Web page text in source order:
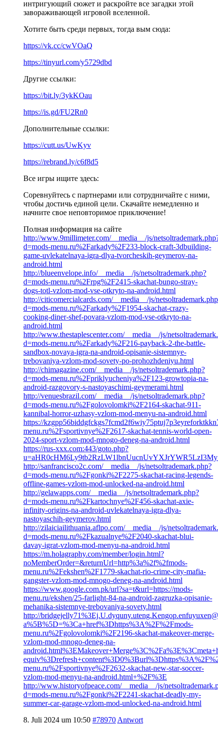
интригующий сюжет и раскройте все загадки этой
завораживающей игровой вселенной.
Хотите быть среди первых, тогда вым сюда:
https://vk.cc/cwVOaQ
https://tinyurl.com/y5729dbd
Другие ссылки:
https://bit.ly/3ykKOau
https://is.gd/FU2Rn0
Дополнительные ссылки:
https://cutt.us/UwKyv
https://rebrand.ly/c6f8d5
Все игры ищите здесь:
Соревнуйтесь с партнерами или сотрудничайте с ними,
чтобы достичь единой цели. Скачайте немедленно и
начните свое неповторимое приключение!
Полная информация на сайте
http://www.9millimeter.com/__media__/js/
d=mods-menu.ru%2Farkady%2F233-block-craft-3dbuilding-
game-uvlekatelnaya-igra-dlya-tvorcheskih-geymerov-na-
android.html
http://blueenvelope.info/__media__/js/netsoltrademark.php?
d=mods-menu.ru%2Frpg%2F2415-skachat-bungo-stray-
dogs-totl-vzlom-mod-vse-otkryto-na-android.html
http://citicomercialcards.com/__media__/js/
d=mods-menu.ru%2Farkady%2F1954-skachat-crazy-
cooking-diner-shef-povara-vzlom-mod-vse-otkryto-na-
android.html
http://www.thestaplescenter.com/__media__/js/
d=mods-menu.ru%2Farkady%2F216-payback-2-the-battle-
sandbox-novaya-igra-na-android-opisanie-sistemnye-
trebovaniya-vzlom-mod-sovety-po-prohozhdeniyu.html
http://chimagazine.com/__media__/js/netsoltrademark.php?
d=mods-menu.ru%2Fpriklyucheniya%2F123-growtopia-na-
android-razgovory-s-nastoyaschimi-geymerami.html
http://venuesbrazil.com/__media__/js/netsoltrademark.php?
d=mods-menu.ru%2Fgolovolomki%2F2164-skachat-911-
kannibal-horror-uzhasy-vzlom-mod-menyu-na-android.html
https://
menu.ru%2Fsportivnye%2F2617-skachat-tennis-world-open-
2024-sport-vzlom-mod-mnogo-deneg-na-android.html
https://rus-xxx.com:443/goto.php?
http://sanfrancisco2c.com/__media__/js/netsoltrademark.php?
d=mods-menu.ru%2Fgonki%2F2275-skachat-racing-legends-
offline-games-vzlom-mod-unlocked-na-android.html
http://gelawapps.com/__media__/js/netsoltrademark.php?
d=mods-menu.ru%2Fkartochnye%2F456-skachat-axie-
infinity-origins-na-android-uvlekatelnaya-igra-dlya-
nastoyaschih-geymerov.html
http://zilaiciailithuania.aflpo.com/__media__/js/
d=mods-menu.ru%2Fkazualnye%2F2040-skachat-blui-
davay-igrat-vzlom-mod-menyu-na-android.html
https://m.holagraphy.com/member/login.html?
noMemberOrder=&returnUrl=http%3a%2f%2fmods-
menu.ru%2Fekshen%2F1779-skachat-rio-crime-city-mafia-
gangster-vzlom-mod-mnogo-deneg-na-android.html
https://www.google.com.pk/url?sa=t&url=https://mods-
menu.ru/ekshen/25-farlight-84-na-android-zagruzka-opisanie-
mehanika-sistemnye-trebovaniya-sovety.html
http://
a%5B%5D=%3Ca+href%3Dhttps%3A%2F%2Fmods-
menu.ru%2Fgolovolomki%2F2196-skachat-makeover-merge-
vzlom-mod-mnogo-deneg-na-
menu.ru%2Fsportivnye%2F2632-skachat-new-star-soccer-
vzlom-mod-menyu-na-android.html+%2F%3E
http://www.historyofpeace.com/__media__/js/
d=mods-menu.ru%2Fgonki%2F2241-skachat-deadly-my-
summer-car-garage-vzlom-mod-unlocked-na-android.html
8. Juli 2024 um 10:50 #78970 Antwort